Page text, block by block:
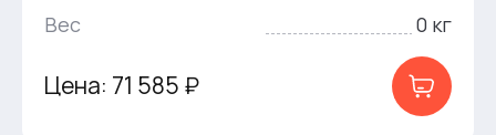
Вес
0 кг
Цена: 71 585 ₽